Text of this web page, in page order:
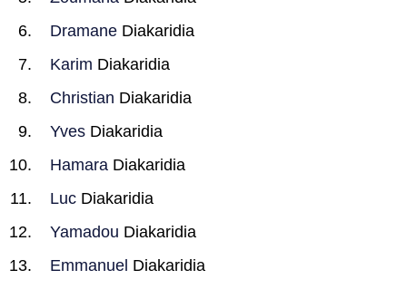
Dramane Diakaridia
Karim Diakaridia
Christian Diakaridia
Yves Diakaridia
Hamara Diakaridia
Luc Diakaridia
Yamadou Diakaridia
Emmanuel Diakaridia